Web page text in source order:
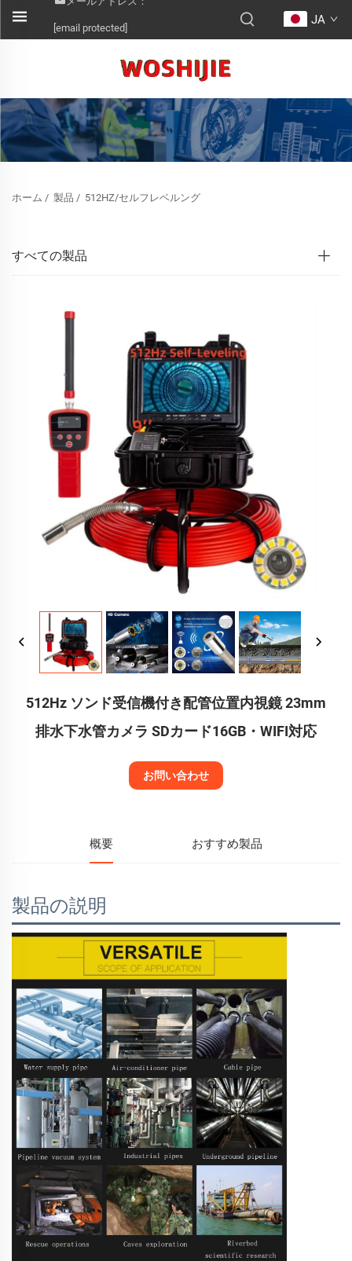
[email protected]
JA
ホーム / 製品 / 512HZ/セルフレベルング
すべての製品
512Hz ソンド受信機付き配管位置内視鏡 23mm
排水下水管カメラ SDカード16GB・WIFI対応
お問い合わせ
概要 おすすめ製品
製品の説明